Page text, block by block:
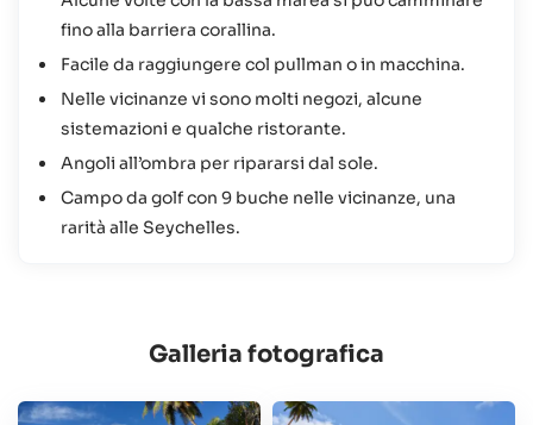
fino alla barriera corallina.
Facile da raggiungere col pullman o in macchina.
Nelle vicinanze vi sono molti negozi, alcune
sistemazioni e qualche ristorante.
Angoli all’ombra per ripararsi dal sole.
Campo da golf con 9 buche nelle vicinanze, una
rarità alle Seychelles.
Galleria fotografica